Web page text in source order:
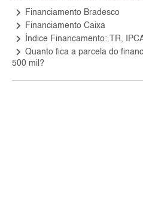
keyboard_arrow_right Financiamento Bradesco
keyboard_arrow_right Financiamento Caixa
keyboard_arrow_right Índice Financamento: TR,
keyboard_arrow_right Quanto fica a parcela do
500 mil?